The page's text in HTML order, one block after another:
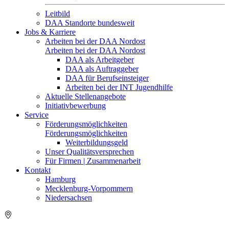
Leitbild
DAA Standorte bundesweit
Jobs & Karriere
Arbeiten bei der DAA Nordost
Arbeiten bei der DAA Nordost
DAA als Arbeitgeber
DAA als Auftraggeber
DAA für Berufseinsteiger
Arbeiten bei der INT Jugendhilfe
Aktuelle Stellenangebote
Initiativbewerbung
Service
Förderungsmöglichkeiten
Förderungsmöglichkeiten
Weiterbildungsgeld
Unser Qualitätsversprechen
Für Firmen | Zusammenarbeit
Kontakt
Hamburg
Mecklenburg-Vorpommern
Niedersachsen